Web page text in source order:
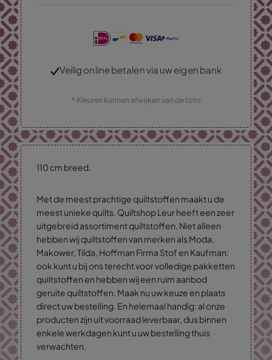
Veilig online betalen via uw eigen bank
* Kleuren kunnen afwijken van de foto
110 cm breed.
Met de meest prachtige quiltstoffen maakt u de
meest unieke quilts. Quiltshop Leur heeft een zeer
uitgebreid assortiment quiltstoffen. Niet alleen
hebben wij quiltstoffen van merken als Moda,
Makower, Tilda, Hoffman Firma Stof en Kaufman:
ook kunt u bij ons terecht voor volledige pakketten
quiltstoffen en hebben wij een ruim aanbod
geruite quiltstoffen. Maak nu uw keuze en plaats
direct uw bestelling. En helemaal handig: al onze
producten zijn uit voorraad leverbaar, dus binnen
enkele werkdagen kunt u uw bestelling thuis
verwachten.